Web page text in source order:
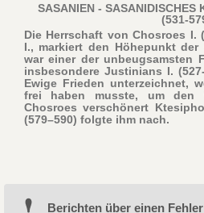
SASANIEN - SASANIDISCHES
(531-
Die Herrschaft von Chosroes I.
I., markiert den Höhepunkt
war einer der unbeugsamsten
insbesondere Justinians I.
Ewige Frieden unterzeichnet,
frei haben musste, um den
Chosroes verschönert
(579–590) folgte ihm nach.
Berichten über einen Fehler